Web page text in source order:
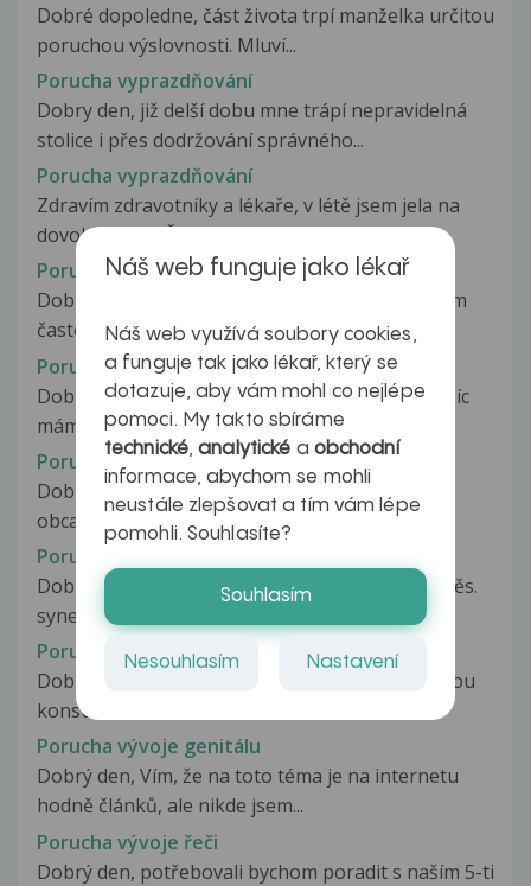
Dobré dopoledne, část života trpí manželka určitou
poruchou výslovnosti. Mluví...
Porucha vyprazdňování
Dobry den, již delší dobu mne trápí nepravidelná
stolice i přes dodržování správného...
Porucha vyprazdňování
Zdravím zdravotníky a lékaře, v létě jsem jela na
dovolenou do Černé hory...
Porucha vyprazdňování močového měchýře
Dobrý den, nemůžu se pořádně vymočit...Celkem
často chodím,ale močím málo a...
Porucha vyprazdňování stolice
Dobrý den, poslední dobou tj. asi tak jeden měsíc
mám potíže s vyprazdněním,...
Porucha výslovnosti
Dobry den, asi od listopadu minuleho roku mi
obcas zacalo ve slovech "ujizdet"...
Porucha vývoje
Dobry den, mám takové trápení s naším 14,5 měs.
synem. Vezmu to od začátku....
Porucha vývoje ??
Dobrý den žádám o rychlou avšak velmi důležitou
konsultaci u ADHD onemocnění....
Porucha vývoje genitálu
Dobrý den, Vím, že na toto téma je na internetu
hodně článků, ale nikde jsem...
Porucha vývoje řeči
Dobrý den, potřebovali bychom poradit s naším 5-ti
Náš web funguje jako lékař
Náš web využívá soubory cookies,
a funguje tak jako lékař, který se
dotazuje, aby vám mohl co nejlépe
pomoci. My takto sbíráme
technické,analytické a obchodní
informace, abychom se mohli
neustále zlepšovat a tím vám lépe
pomohli. Souhlasíte?
Souhlasím
Nesouhlasím Nastavení